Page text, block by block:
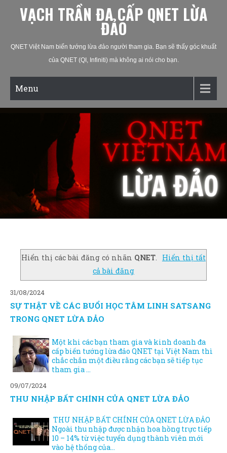
VẠCH TRẦN ĐA CẤP QNET LỪA
ĐẢO
QNET Việt Nam biến tướng lừa đảo người tham gia. Bạn sẽ thấy góc khuất
của QNET (QI, Infiniti) mà không ai nói cho bạn.
Menu
Hiển thị các bài đăng có nhãn QNET.
Hiển thị tất
cả bài đăng
31/08/2024
SỰ THẬT VỀ CÁC BUỔI HỌC TÂM LINH SATSANG
TRONG QNET LỪA ĐẢO
Một khi các bạn tham gia và kinh doanh đa
cấp biến tướng lừa đảo QNET tại Việt Nam thì
chắc chắn một điều rằng các bạn sẽ tiếp tục
tham gia ...
09/07/2024
THU NHẬP BẤT CHÍNH CỦA QNET LỪA ĐẢO
THU NHẬP BẤT CHÍNH CỦA QNET LỪA ĐẢO
Ngoài thu nhập được nhận hoa hồng trực tiếp
10 – 14% từ việc tuyển dụng thành viên mới
vào hệ thống của...